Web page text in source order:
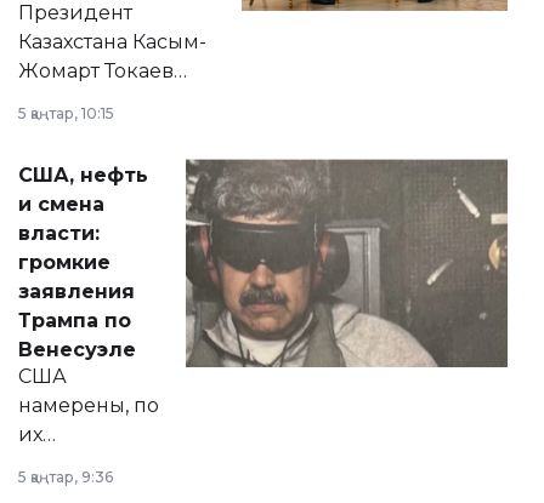
Президент
Казахстана Касым-
Жомарт Токаев
сразу несколько
актуальных тем —
от слухов о
политических
реформах до
вопросов армии,
экономики и
личного здоровья.
5 қаңтар, 10:15
США, нефть
и смена
власти:
громкие
заявления
Трампа по
Венесуэле
США
намерены, по
их
принести
5 қаңтар, 9:36